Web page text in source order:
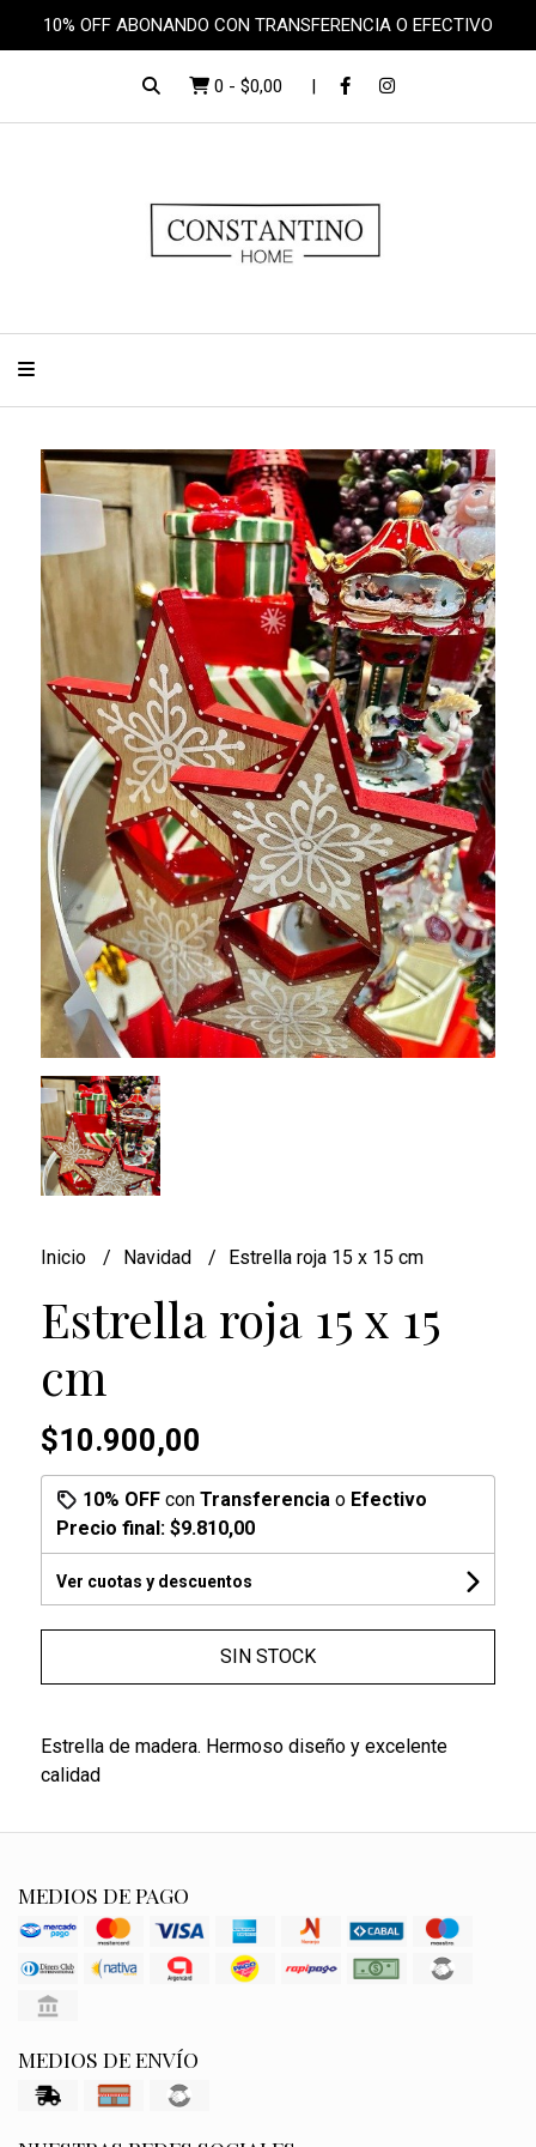
10% OFF ABONANDO CON TRANSFERENCIA O EFECTIVO
0 - $0,00
Inicio Navidad Estrella roja 15 x 15 cm
Estrella roja 15 x 15
cm
$10.900,00
10% OFFcon Transferencia o Efectivo
Precio final: $9.810,00
Ver cuotas y descuentos
SIN STOCK
Estrella de madera. Hermoso diseño y excelente
calidad
MEDIOS DE PAGO
MEDIOS DE ENVÍO